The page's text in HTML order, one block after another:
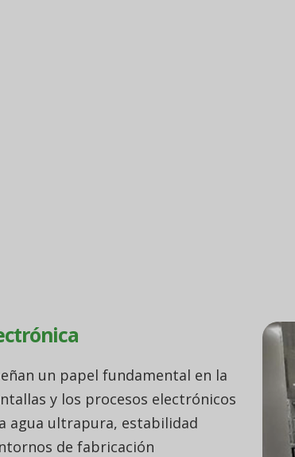
un papel fundamental en la
y los procesos electrónicos
agua ultrapura, estabilidad
de fabricación